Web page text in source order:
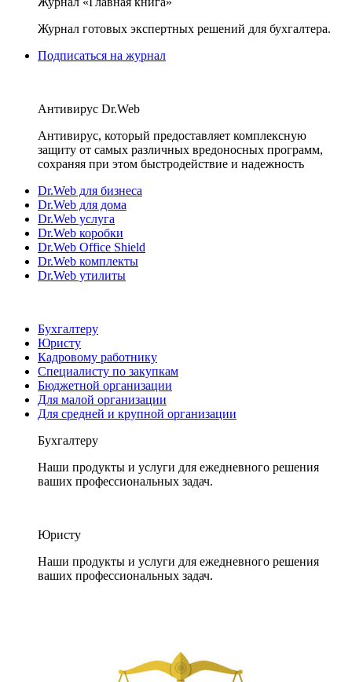
Журнал готовых экспертных решений для бухгалтера.
Подписаться на журнал
Антивирус Dr.Web
Антивирус, который предоставляет комплексную
защиту от самых различных вредоносных программ,
сохраняя при этом быстродействие и надежность
Dr.Web для бизнеса
Dr.Web для дома
Dr.Web услуга
Dr.Web коробки
Dr.Web Office Shield
Dr.Web комплекты
Dr.Web утилиты
Бухгалтеру
Юристу
Кадровому работнику
Специалисту по закупкам
Бюджетной организации
Для малой организации
Для средней и крупной организации
Бухгалтеру
Наши продукты и услуги для ежедневного решения
ваших профессиональных задач.
Юристу
Наши продукты и услуги для ежедневного решения
ваших профессиональных задач.